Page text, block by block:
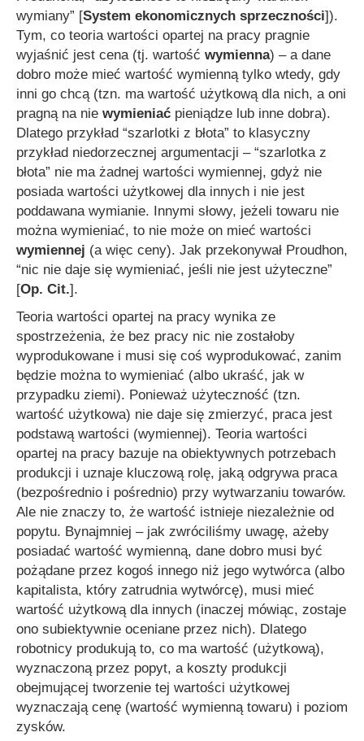
wymiany” [System ekonomicznych sprzeczności]).
Tym, co teoria wartości opartej na pracy pragnie
wyjaśnić jest cena (tj. wartość wymienna) – a dane
dobro może mieć wartość wymienną tylko wtedy, gdy
inni go chcą (tzn. ma wartość użytkową dla nich, a oni
pragną na nie wymieniać pieniądze lub inne dobra).
Dlatego przykład “szarlotki z błota” to klasyczny
przykład niedorzecznej argumentacji – “szarlotka z
błota” nie ma żadnej wartości wymiennej, gdyż nie
posiada wartości użytkowej dla innych i nie jest
poddawana wymianie. Innymi słowy, jeżeli towaru nie
można wymieniać, to nie może on mieć wartości
wymiennej (a więc ceny). Jak przekonywał Proudhon,
“nic nie daje się wymieniać, jeśli nie jest użyteczne”
[Op. Cit.].
Teoria wartości opartej na pracy wynika ze
spostrzeżenia, że bez pracy nic nie zostałoby
wyprodukowane i musi się coś wyprodukować, zanim
będzie można to wymieniać (albo ukraść, jak w
przypadku ziemi). Ponieważ użyteczność (tzn.
wartość użytkowa) nie daje się zmierzyć, praca jest
podstawą wartości (wymiennej). Teoria wartości
opartej na pracy bazuje na obiektywnych potrzebach
produkcji i uznaje kluczową rolę, jaką odgrywa praca
(bezpośrednio i pośrednio) przy wytwarzaniu towarów.
Ale nie znaczy to, że wartość istnieje niezależnie od
popytu. Bynajmniej – jak zwróciliśmy uwagę, ażeby
posiadać wartość wymienną, dane dobro musi być
pożądane przez kogoś innego niż jego wytwórca (albo
kapitalista, który zatrudnia wytwórcę), musi mieć
wartość użytkową dla innych (inaczej mówiąc, zostaje
ono subiektywnie oceniane przez nich). Dlatego
robotnicy produkują to, co ma wartość (użytkową),
wyznaczoną przez popyt, a koszty produkcji
obejmującej tworzenie tej wartości użytkowej
wyznaczają cenę (wartość wymienną towaru) i poziom
zysków.